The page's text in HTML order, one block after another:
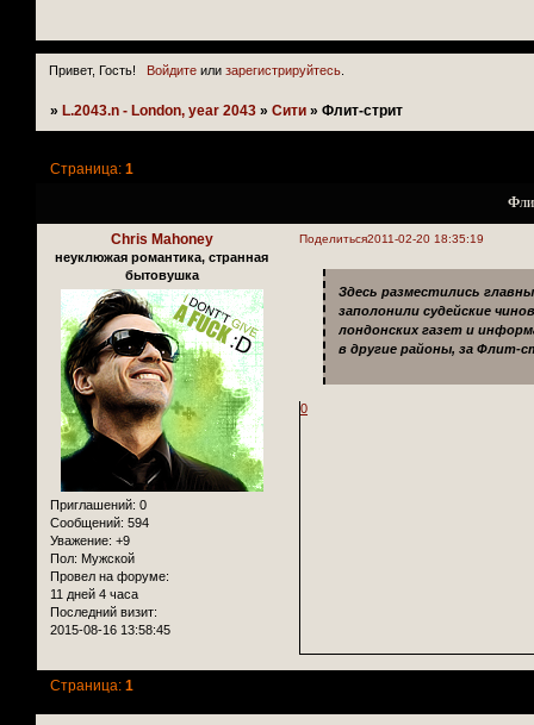
Привет, Гость! Войдитеили зарегистрируйтесь.
» L.2043.n - London, year 2043 »Сити »Флит-стрит
Страница:1
Поделиться2011-02-20 18:35:19
Chris Mahoney
неуклюжая романтика, странная
бытовушка
Приглашений: 0
Сообщений: 594
Уважение: +9
Пол: Мужской
Провел на форуме:
11 дней 4 часа
Последний визит:
2015-08-16 13:58:45
Здесь разместились
заполонили судейские
лондонских газет и
в другие районы, за Флит-
0
Страница:1